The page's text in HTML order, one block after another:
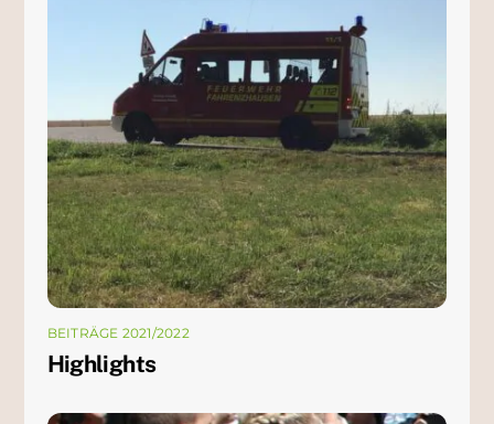
BEITRÄGE 2021/2022
Highlights